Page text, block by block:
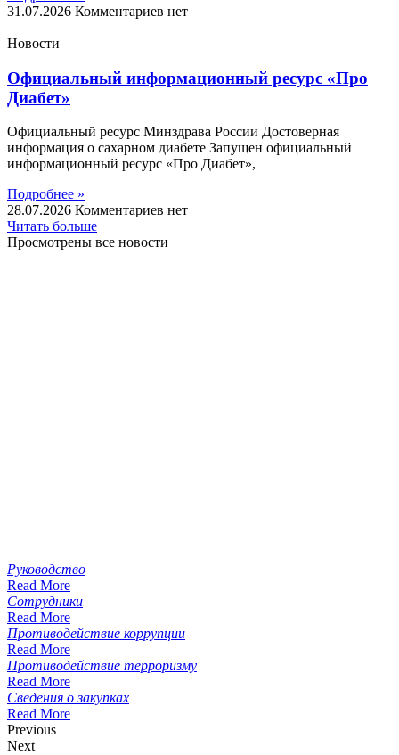
31.07.2026 Комментариев нет
Новости
Официальный информационный ресурс «Про
Диабет»
Официальный ресурс Минздрава России Достоверная
информация о сахарном диабете Запущен официальный
информационный ресурс «Про Диабет»,
Подробнее »
28.07.2026 Комментариев нет
Читать больше
Просмотрены все новости
Руководство
Read More
Сотрудники
Read More
Противодействие коррупции
Read More
Противодействие терроризму
Read More
Сведения о закупках
Read More
Previous
Next